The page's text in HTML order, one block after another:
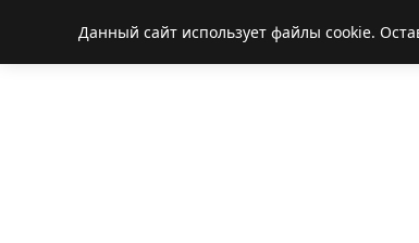
Данный сайт использует файлы cookie.